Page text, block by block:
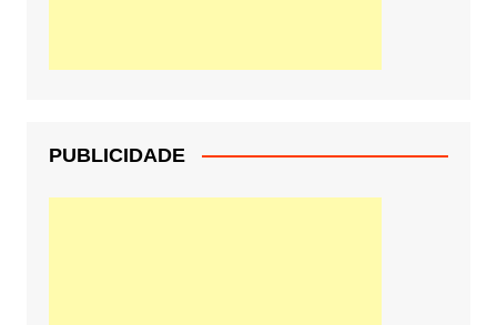
PUBLICIDADE